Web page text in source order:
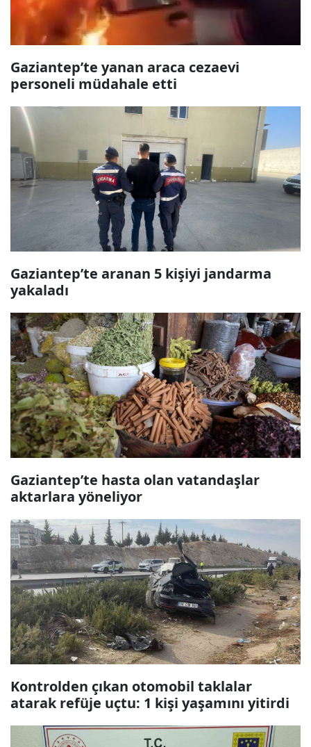
Gaziantep’te yanan araca cezaevi
personeli müdahale etti
Gaziantep’te aranan 5 kişiyi jandarma
yakaladı
Gaziantep’te hasta olan vatandaşlar
aktarlara yöneliyor
Kontrolden çıkan otomobil taklalar
atarak refüje uçtu: 1 kişi yaşamını yitirdi